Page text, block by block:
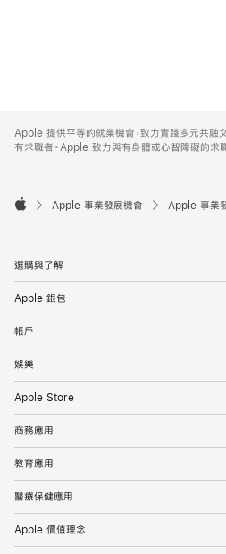
Footer
Apple 提供平等的就業機會，致力實踐多元共融
有求職者。Apple 致力與有身體或心智障礙的求

Apple 事業發展機會 Apple 事業
選購與了解
Apple 銀包
帳戶
娛樂
Apple Store
商務應用
教育應用
醫療保健應用
Apple 價值理念